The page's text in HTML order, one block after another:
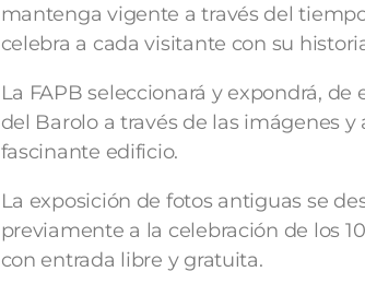
mantenga vigente a través del
celebra a cada visitante con su
La FAPB seleccionará y expondrá,
del Barolo a través de las imágenes
fascinante edificio.
La exposición de fotos antiguas se
previamente a la celebración de los
con entrada libre y gratuita.